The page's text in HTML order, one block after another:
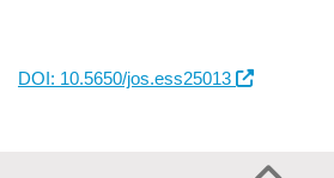
DOI: 10.5650/jos.ess25013